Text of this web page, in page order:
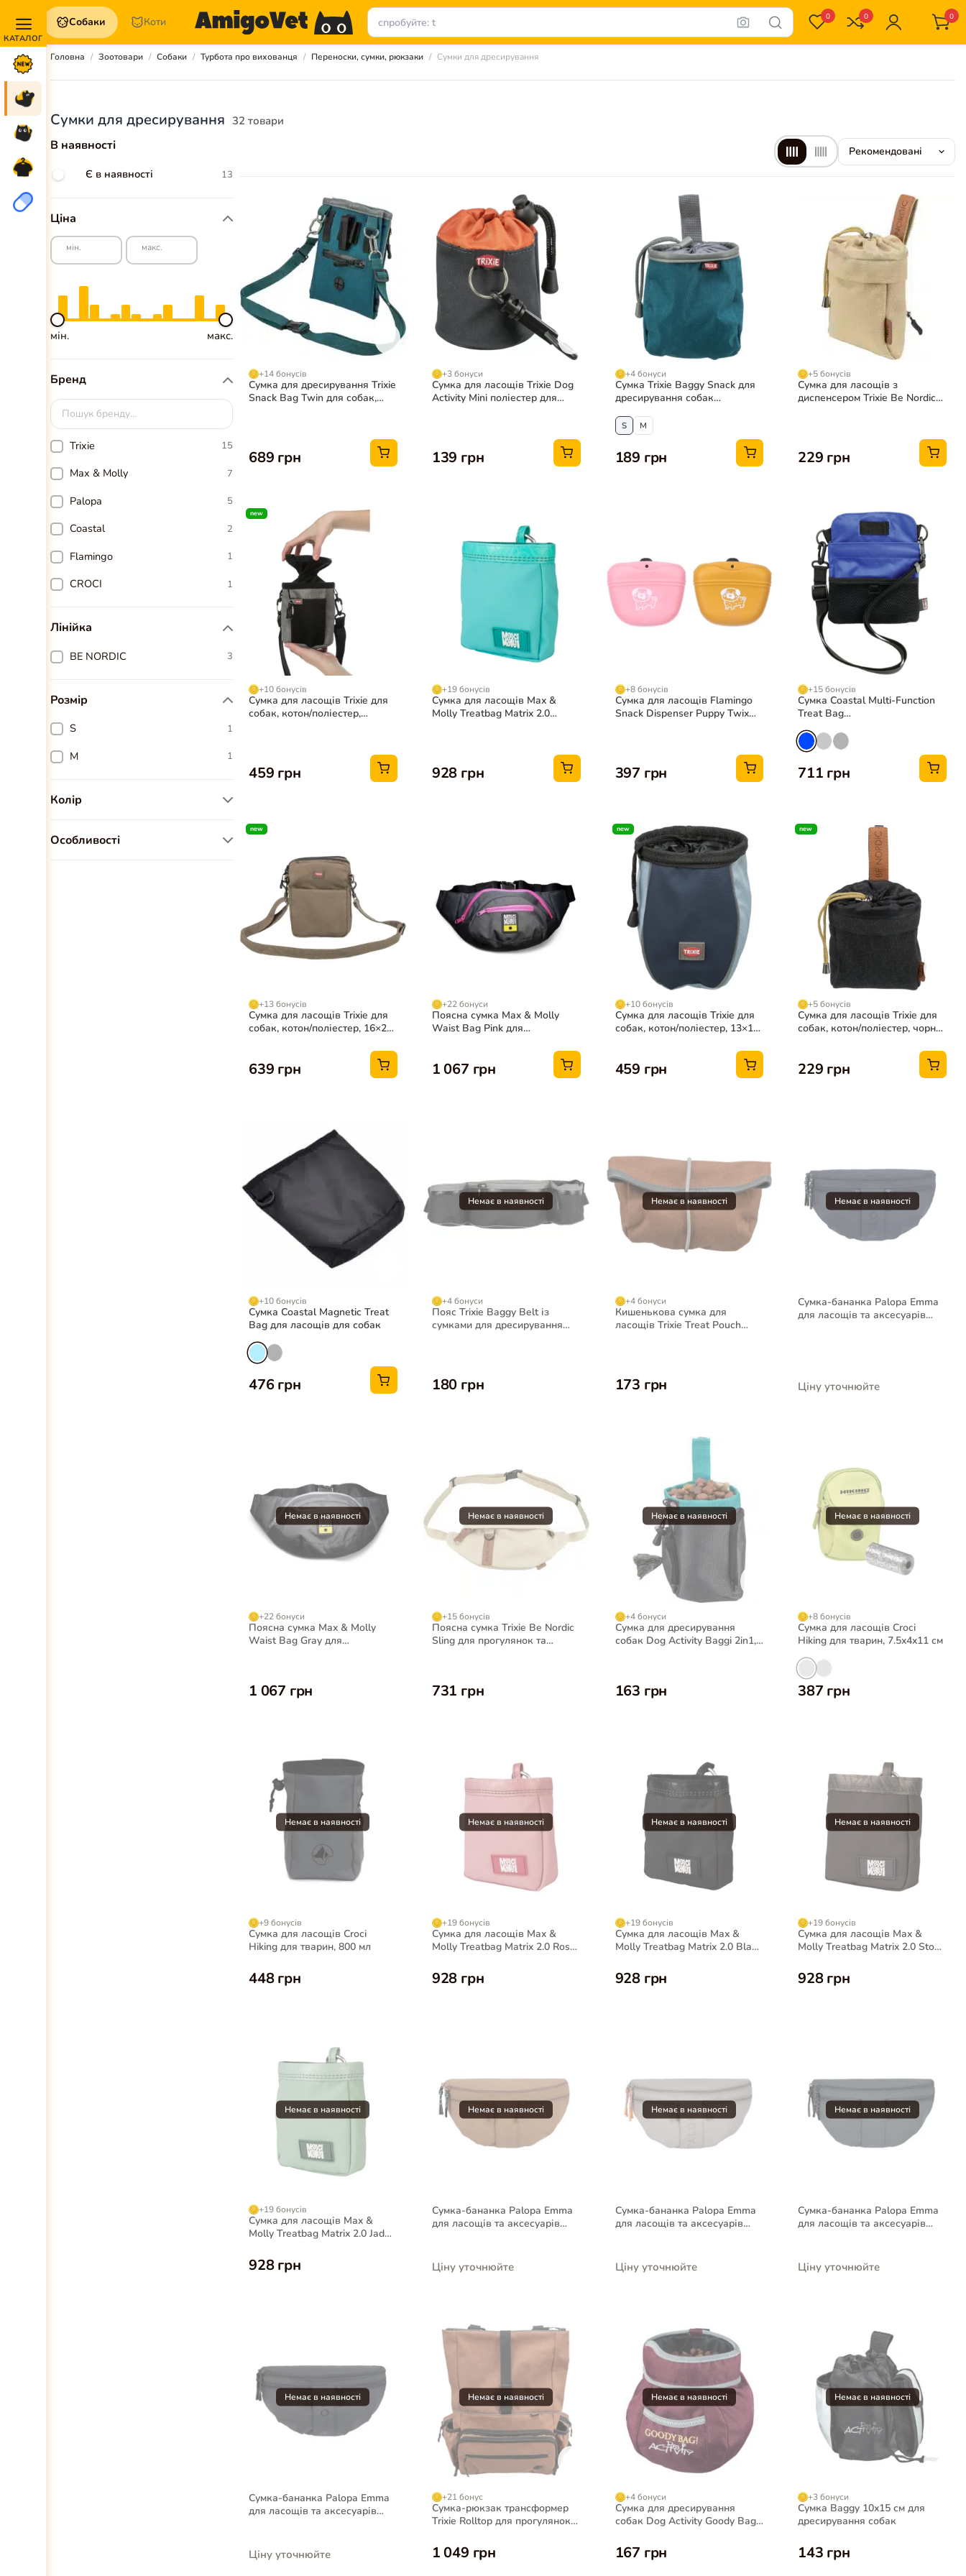
Собаки Коти 0 0 0
Головна Зоотовари Собаки Турбота про вихованця Переноски, сумки, рюкзаки Сумки для дресирування
Сумки для дресирування 32 товари
В наявності
Є в наявності 13
Ціна
мін. макс.
мін. макс.
Бренд
Trixie 15
Max & Molly 7
Palopa 5
Coastal 2
Flamingo 1
CROCI 1
Лінійка
BE NORDIC 3
Розмір
S 1
M 1
Колір
Особливості
+14 бонусів
Сумка для дресирування Trixie
Snack Bag Twin для собак,
689 грн
+3 бонуси
Сумка для ласощів Trixie Dog
Activity Mini поліестер для
139 грн
+4 бонуси
Сумка Trixie Baggy Snack для
дресирування собак
S M
189 грн
+5 бонусів
Сумка для ласощів з
диспенсером Trixie Be Nordic
229 грн
new
+10 бонусів
Сумка для ласощів Trixie для
собак, котон/поліестер,
459 грн
+19 бонусів
Сумка для ласощів Max &
Molly Treatbag Matrix 2.0
928 грн
+8 бонусів
Сумка для ласощів Flamingo
Snack Dispenser Puppy Twix
397 грн
+15 бонусів
Сумка Coastal Multi-Function
Treat Bag
ласощів для собак
711 грн
new
+13 бонусів
Сумка для ласощів Trixie для
собак, котон/поліестер, 16×21
639 грн
+22 бонуси
Поясна сумка Max & Molly
Waist Bag Pink для
1 067 грн
new
+10 бонусів
Сумка для ласощів Trixie для
собак, котон/поліестер, 13×15
459 грн
new
+5 бонусів
Сумка для ласощів Trixie для
собак, котон/поліестер, чорна,
229 грн
+10 бонусів
Сумка Coastal Magnetic Treat
Bag для ласощів для собак
476 грн
+4 бонуси
Пояс Trixie Baggy Belt із
сумками для дресирування
180 грн
+4 бонуси
Кишенькова сумка для
ласощів Trixie Treat Pouch
173 грн
Сумка-бананка Palopa Emma
для ласощів та аксесуарів
Ціну уточнюйте
+22 бонуси
Поясна сумка Max & Molly
Waist Bag Gray для
1 067 грн
+15 бонусів
Поясна сумка Trixie Be Nordic
Sling для прогулянок та
731 грн
+4 бонуси
Сумка для дресирування
собак Dog Activity Baggi 2in1,
163 грн
+8 бонусів
Сумка для ласощів Croci
Hiking для тварин, 7.5x4x11 см
387 грн
+9 бонусів
Сумка для ласощів Croci
Hiking для тварин, 800 мл
448 грн
+19 бонусів
Сумка для ласощів Max &
Molly Treatbag Matrix 2.0 Rose
928 грн
+19 бонусів
Сумка для ласощів Max &
Molly Treatbag Matrix 2.0 Black
928 грн
+19 бонусів
Сумка для ласощів Max &
Molly Treatbag Matrix 2.0 Stone
928 грн
+19 бонусів
Сумка для ласощів Max &
Molly Treatbag Matrix 2.0 Jade
928 грн
Сумка-бананка Palopa Emma
для ласощів та аксесуарів
Ціну уточнюйте
Сумка-бананка Palopa Emma
для ласощів та аксесуарів
Ціну уточнюйте
Сумка-бананка Palopa Emma
для ласощів та аксесуарів
Ціну уточнюйте
Сумка-бананка Palopa Emma
для ласощів та аксесуарів
Ціну уточнюйте
+21 бонус
Сумка-рюкзак трансформер
Trixie Rolltop для прогулянок
1 049 грн
+4 бонуси
Сумка для дресирування
собак Dog Activity Goody Bag,
167 грн
+3 бонуси
Сумка Baggy 10x15 см для
дресирування собак
143 грн
Акції та
петперентів